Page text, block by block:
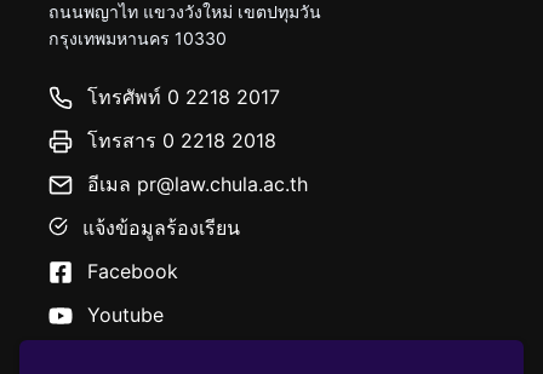
ถนนพญาไท แขวงวังใหม่ เขตปทุมวัน
กรุงเทพมหานคร 10330
โทรศัพท์ 0 2218 2017
โทรสาร 0 2218 2018
อีเมล pr@law.chula.ac.th
แจ้งข้อมูลร้องเรียน
Facebook
Youtube